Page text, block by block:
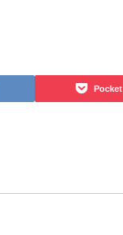
Pocket